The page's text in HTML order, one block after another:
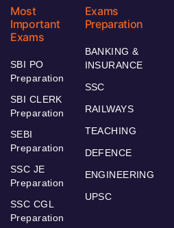
Most
Important
Exams
SBI PO
Preparation
SBI CLERK
Preparation
SEBI
Preparation
SSC JE
Preparation
SSC CGL
Preparation
Exams
Preparation
BANKING &
INSURANCE
SSC
RAILWAYS
TEACHING
DEFENCE
ENGINEERING
UPSC